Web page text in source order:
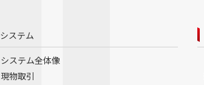
システム
システム全体像
現物取引